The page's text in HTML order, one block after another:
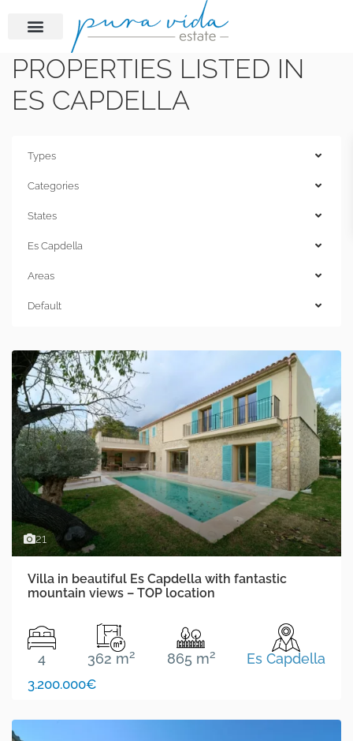
PROPERTIES LISTED IN
ES CAPDELLA
Types
Categories
States
Es Capdella
Areas
Default
21
Villa in beautiful Es Capdella with fantastic
mountain views – TOP location
4 362 m2 865 m2 Es Capdella
3.200.000€